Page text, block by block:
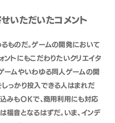
いただいたコメント
ものだ。ゲームの開発において
ントにもこだわりたいクリエイタ
ームやいわゆる同人ゲームの開
っかり投入できる人はまれだ
みもＯＫで、商用利用にも対応
福音となるはずだ。いま、インデ